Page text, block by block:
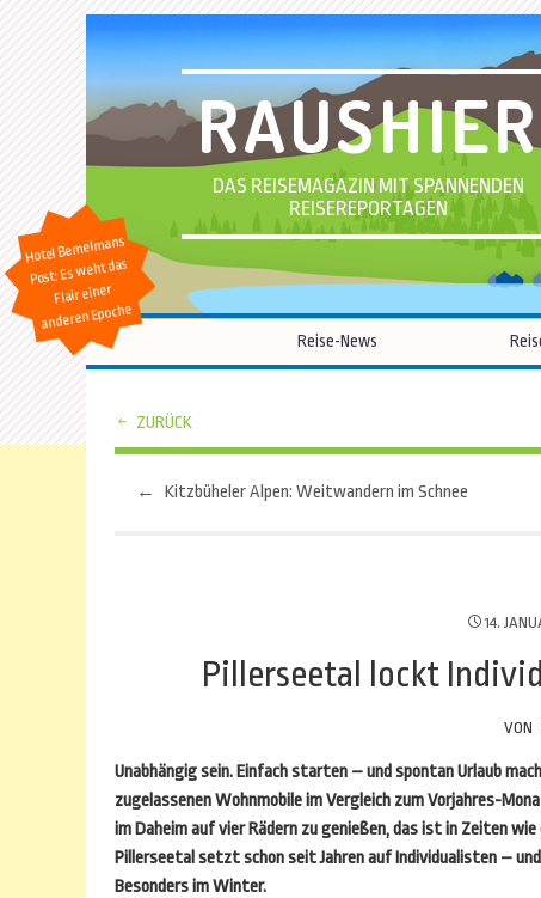
RAUSHIER
DAS REISEMAGAZIN MIT SPANNENDEN
REISEREPORTAGEN
Hotel Bemelmans
Post: Es weht das
Flair einer
anderen Epoche
Reise-News
ZURÜCK
Beitragsnavigation
← Kitzbüheler Alpen: Weitwandern im Schnee
14.
Pillerseetal lockt
VON
Unabhängig sein. Einfach starten – und spontan Urlaub
zugelassenen Wohnmobile im Vergleich zum Vorjahres-
im Daheim auf vier Rädern zu genießen, das ist in Zeiten
Pillerseetal setzt schon seit Jahren auf Individualisten –
Besonders im Winter.